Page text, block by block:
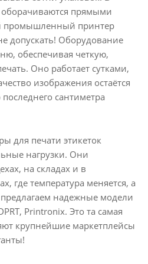
оборачиваются прямыми
промышленный принтер
допускать! Оборудование
обеспечивая четкую,
Оно работает сутками,
изображения остаётся
сантиметра
для печати этикеток
нагрузки. Они
на складах и в
где температура меняется, а
надежные модели
Printronix. Это та самая
крупнейшие маркетплейсы